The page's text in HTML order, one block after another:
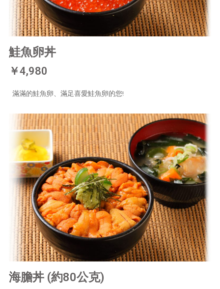
鮭魚卵丼
￥4,980
滿滿的鮭魚卵、滿足喜愛鮭魚卵的您!
海膽丼 (約80公克)